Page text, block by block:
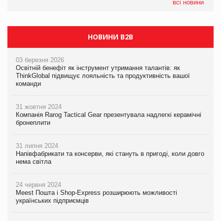
всі новини
НОВИНИ B2B
03 березня 2026
Освітній бенефіт як інструмент утримання талантів: як
ThinkGlobal підвищує лояльність та продуктивність вашої
команди
31 жовтня 2024
Компанія Rarog Tactical Gear презентувала надлегкі керамічні
бронеплити
31 липня 2024
Напівфабрикати та консерви, які стануть в пригоді, коли довго
нема світла
24 червня 2024
Meest Пошта і Shop-Express розширюють можливості
українських підприємців